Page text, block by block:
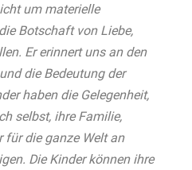
um materielle
Botschaft von Liebe,
Er erinnert uns an den
die Bedeutung der
haben die Gelegenheit,
selbst, ihre Familie,
für die ganze Welt an
Die Kinder können ihre